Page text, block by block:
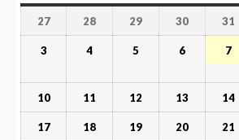
27 28 29 30 31
3 4 5 6 7
10 11 12 13 14
17 18 19 20 21